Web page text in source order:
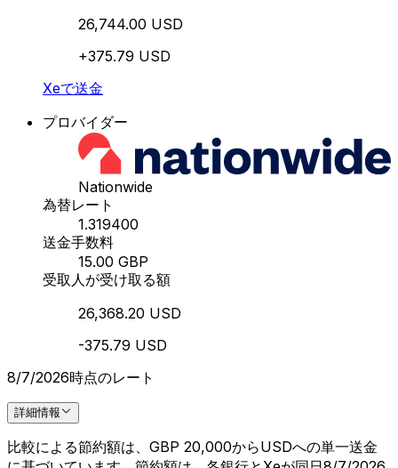
26,744.00 USD
+375.79 USD
Xeで送金
プロバイダー
Nationwide
為替レート
1.319400
送金手数料
15.00 GBP
受取人が受け取る額
26,368.20 USD
-375.79 USD
8/7/2026時点のレート
詳細情報
比較による節約額は、GBP 20,000からUSDへの単一送金